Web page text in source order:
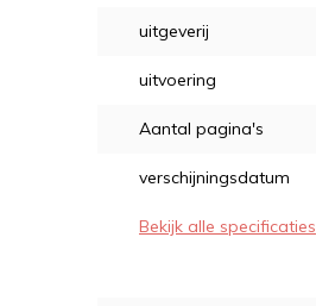
uitgeverij
uitvoering
Aantal pagina's
verschijningsdatum
Bekijk alle specificaties